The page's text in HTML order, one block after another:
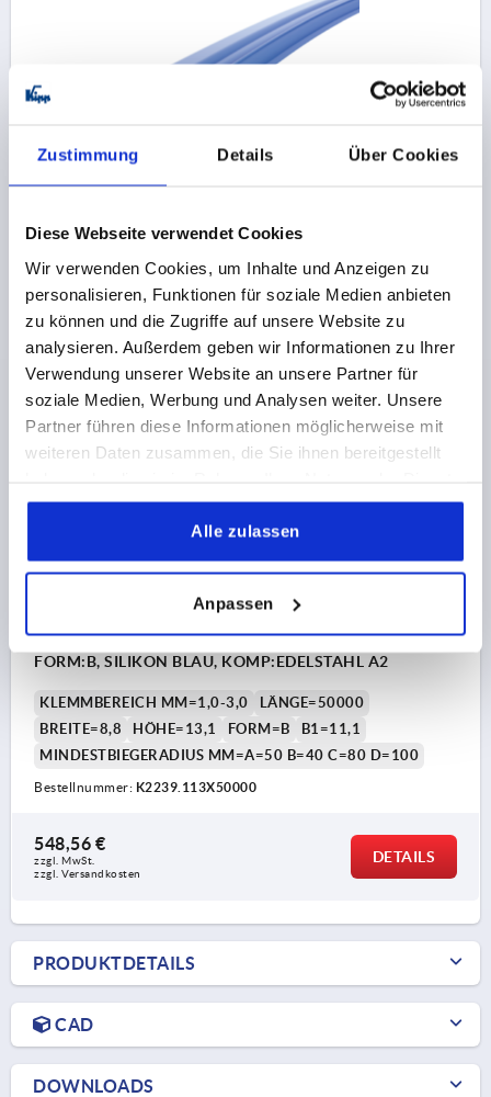
Zustimmung Details Über Cookies
Diese Webseite verwendet Cookies
Wir verwenden Cookies, um Inhalte und Anzeigen zu
personalisieren, Funktionen für soziale Medien anbieten
zu können und die Zugriffe auf unsere Website zu
analysieren. Außerdem geben wir Informationen zu Ihrer
Verwendung unserer Website an unsere Partner für
soziale Medien, Werbung und Analysen weiter. Unsere
Partner führen diese Informationen möglicherweise mit
weiteren Daten zusammen, die Sie ihnen bereitgestellt
gesammelt haben.
Alle zulassen
Anpassen
KANTENSCHUTZ-DICHTPROFIL 20000X8,8X13,1,
BREITE=8,8
HÖHE=13,1 FORM=B
B1=11,1
MINDESTBIEGERADIUS MM=A=50 B=40 C=80 D=100
Bestellnummer:K2239.113X20000
242,79 €
zzgl. MwSt.
DETAILS
K2239 B
KANTENSCHUTZ-DICHTPROFIL 50000X8,8X13,1,
FORM:B, SILIKON BLAU, KOMP:EDELSTAHL A2
KLEMMBEREICH MM=1,0-3,0
LÄNGE=50000
BREITE=8,8
HÖHE=13,1 FORM=B
B1=11,1
MINDESTBIEGERADIUS MM=A=50 B=40 C=80 D=100
Bestellnummer: K2239.113X50000
548,56 €
zzgl. MwSt.
zzgl. Versandkosten
DETAILS
PRODUKTDETAILS
CAD
DOWNLOADS